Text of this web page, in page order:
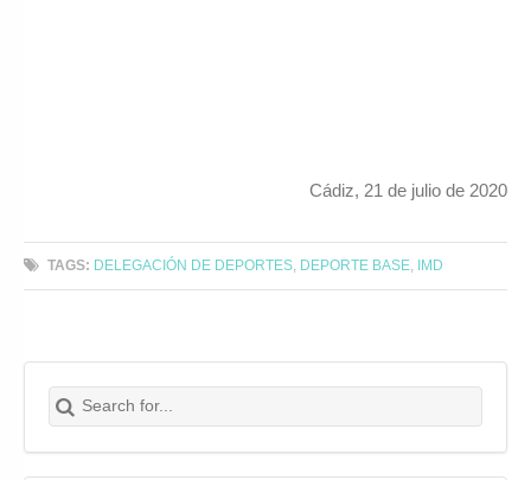
Cádiz, 21 de julio de 2020
TAGS: DELEGACIÓN DE DEPORTES DEPORTE BASE IMD
Search for:
Buscar